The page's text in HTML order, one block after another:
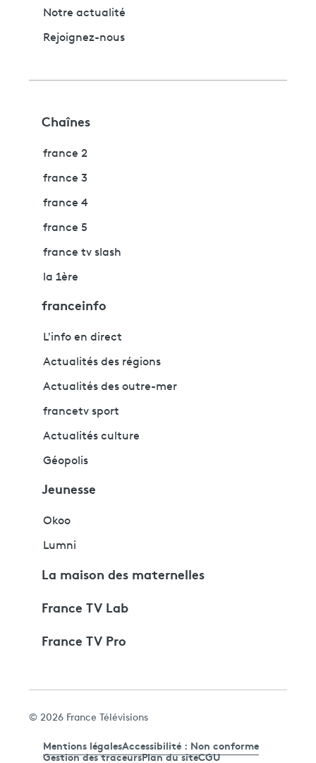
Notre actualité
Rejoignez-nous
Chaînes
france 2
france 3
france 4
france 5
france tv slash
la 1ère
franceinfo
L'info en direct
Actualités des régions
Actualités des outre-mer
francetv sport
Actualités culture
Géopolis
Jeunesse
Okoo
Lumni
La maison des maternelles
France TV Lab
France TV Pro
© 2026 France Télévisions
Mentions légalesAccessibilité : Non conforme
Gestion des traceursPlan du siteCGU